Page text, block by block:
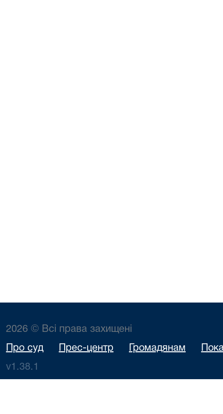
2026 © Всі права захищені
Про суд Прес-центр Громадянам
v1.38.1